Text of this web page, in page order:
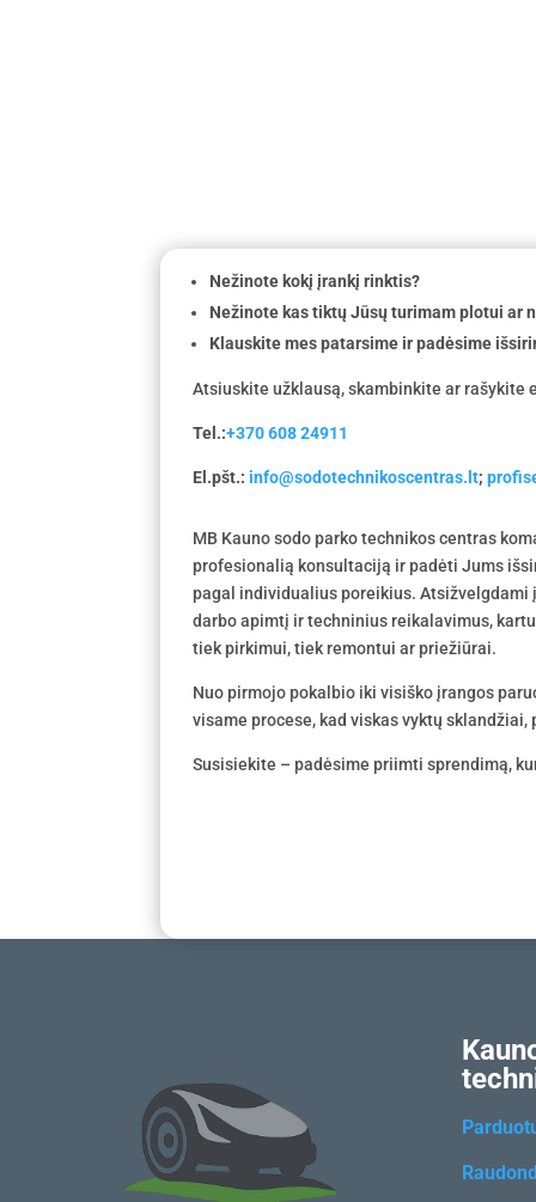
Nežinote kokį įrankį rinktis?
Nežinote kas tiktų Jūsų turimam plotui ar
Klauskite mes patarsime ir padėsime
Atsiuskite užklausą, skambinkite ar rašykite
Tel.:+370 608 24911
El.pšt.:info@sodotechnikoscentras.lt;
MB Kauno sodo parko technikos centras
profesionalią konsultaciją ir padėti Jums
pagal individualius poreikius. Atsižvelgdami
darbo apimtį ir techninius reikalavimus,
tiek pirkimui, tiek remontui ar priežiūrai.
Nuo pirmojo pokalbio iki visiško įrangos
visame procese, kad viskas vyktų
Susisiekite – padėsime priimti sprendimą,